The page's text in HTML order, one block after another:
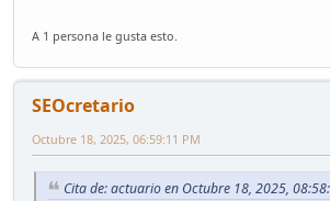
A 1 persona le gusta esto.
SEOcretario
Octubre 18, 2025, 06:59:11 PM
Cita de: actuario en Octubre 18, 2025,